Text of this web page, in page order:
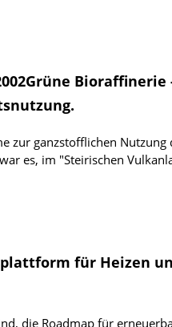
zur ganzstofflichen Nutzung
es, im "Steirischen
für Heizen
die Roadmap für